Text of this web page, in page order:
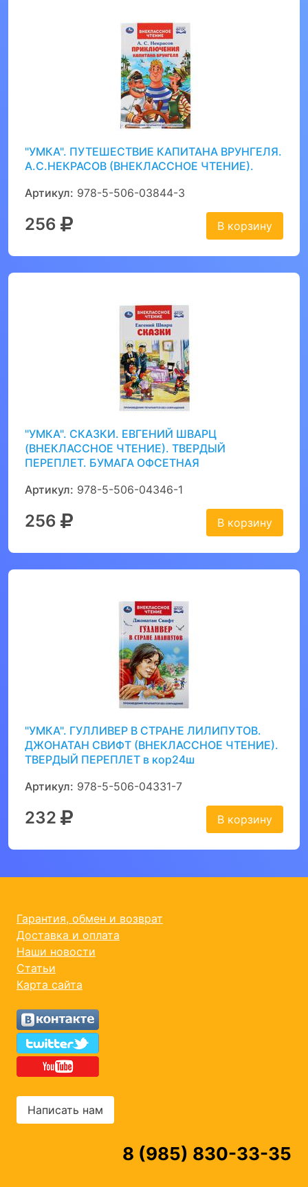
"УМКА". ПУТЕШЕСТВИЕ КАПИТАНА ВРУНГЕЛЯ.
А.С.НЕКРАСОВ (ВНЕКЛАССНОЕ ЧТЕНИЕ).
Артикул: 978-5-506-03844-3
256 В корзину
"УМКА". СКАЗКИ. ЕВГЕНИЙ ШВАРЦ
(ВНЕКЛАССНОЕ ЧТЕНИЕ). ТВЕРДЫЙ
ПЕРЕПЛЕТ. БУМАГА ОФСЕТНАЯ
Артикул: 978-5-506-04346-1
256 В корзину
"УМКА". ГУЛЛИВЕР В СТРАНЕ ЛИЛИПУТОВ.
ДЖОНАТАН СВИФТ (ВНЕКЛАССНОЕ ЧТЕНИЕ).
ТВЕРДЫЙ ПЕРЕПЛЕТ в кор24ш
Артикул: 978-5-506-04331-7
232 В корзину
Гарантия, обмен и возврат
Доставка и оплата
Наши новости
Статьи
Карта сайта
Написать нам
8 (985) 830-33-35